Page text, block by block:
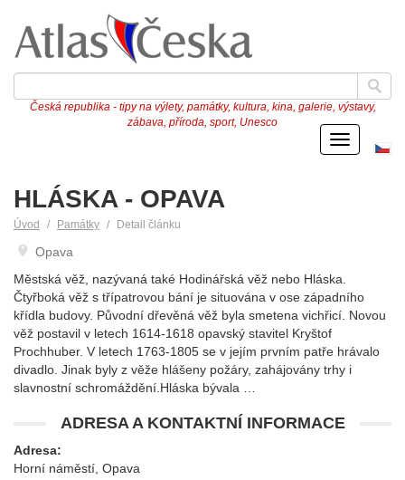
Česká republika - tipy na výlety, památky, kultura, kina, galerie, výstavy,
zábava, příroda, sport, Unesco
Menu
HLÁSKA - OPAVA
Úvod Památky Detail článku
Opava
Městská věž, nazývaná také Hodinářská věž nebo Hláska.
Čtyřboká věž s třípatrovou bání je situována v ose západního
křídla budovy. Původní dřevěná věž byla smetena vichřicí. Novou
věž postavil v letech 1614-1618 opavský stavitel Kryštof
Prochhuber. V letech 1763-1805 se v jejím prvním patře hrávalo
divadlo. Jinak byly z věže hlášeny požáry, zahájovány trhy i
slavnostní schromáždění.Hláska bývala …
ADRESA A KONTAKTNÍ INFORMACE
Adresa:
Horní náměstí, Opava